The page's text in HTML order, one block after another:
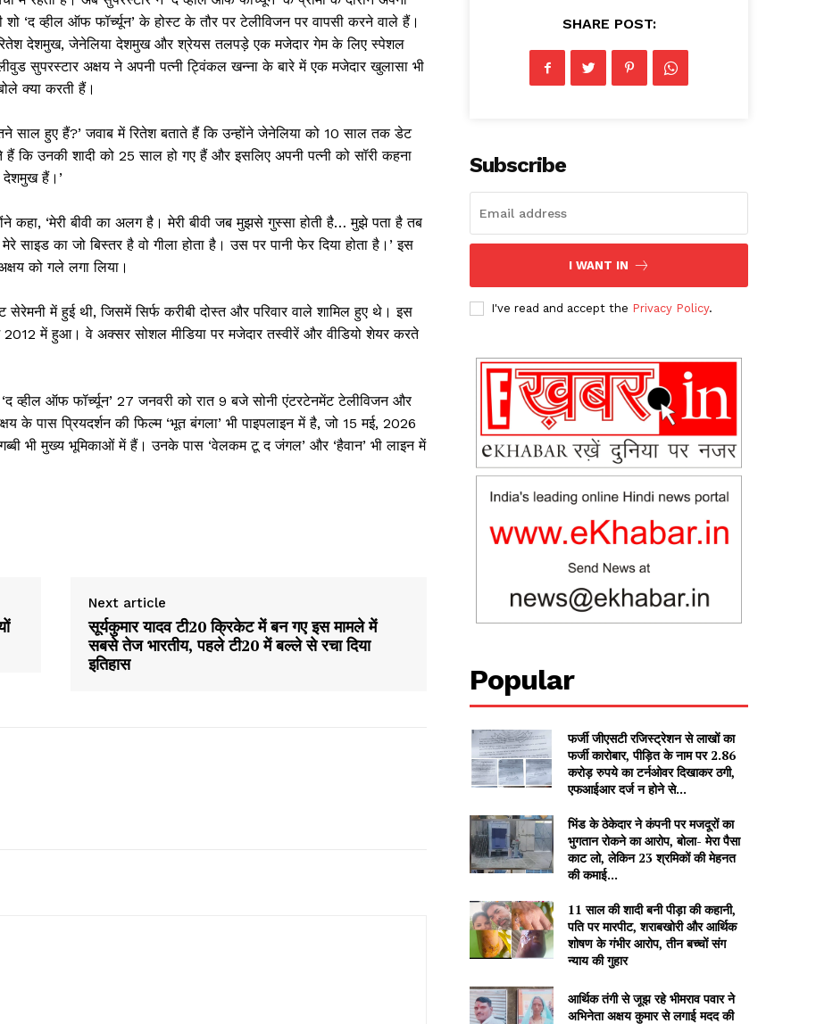
PRO
NOW
About
Contact us
शो ‘द व्हील ऑफ फॉर्च्यून’ के होस्ट के तौर पर टेलीविजन पर वापसी करने वाले हैं।
रितेश देशमुख, जेनेलिया देशमुख और श्रेयस तलपड़े एक मजेदार गेम के लिए स्पेशल
सुपरस्टार अक्षय ने अपनी पत्नी ट्विंकल खन्ना के बारे में एक मजेदार खुलासा भी
क्या करती हैं।
साल हुए हैं?’ जवाब में रितेश बताते हैं कि उन्होंने जेनेलिया को 10 साल तक डेट
कि उनकी शादी को 25 साल हो गए हैं और इसलिए अपनी पत्नी को सॉरी कहना
देशमुख हैं।’
कहा, ‘मेरी बीवी का अलग है। मेरी बीवी जब मुझसे गुस्सा होती है… मुझे पता है तब
का जो बिस्तर है वो गीला होता है। उस पर पानी फेर दिया होता है।’ इस
को गले लगा लिया।
में हुई थी, जिसमें सिर्फ करीबी दोस्त और परिवार वाले शामिल हुए थे। इस
में हुआ। वे अक्सर सोशल मीडिया पर मजेदार तस्वीरें और वीडियो शेयर करते
व्हील ऑफ फॉर्च्यून’ 27 जनवरी को रात 9 बजे सोनी एंटरटेनमेंट टेलीविजन और
के पास प्रियदर्शन की फिल्म ‘भूत बंगला’ भी पाइपलाइन में है, जो 15 मई, 2026
भी मुख्य भूमिकाओं में हैं। उनके पास ‘वेलकम टू द जंगल’ और ‘हैवान’ भी लाइन में
Next article
सूर्यकुमार यादव टी20 क्रिकेट में बन गए इस मामले में
सबसे तेज भारतीय, पहले टी20 में बल्ले से रचा दिया
इतिहास
SHARE POST:
Subscribe
I WANT IN
I've read and accept the Privacy Policy.
Popular
फर्जी जीएसटी रजिस्ट्रेशन से लाखों का
फर्जी कारोबार, पीड़ित के नाम पर 2.86
करोड़ रुपये का टर्नओवर दिखाकर ठगी,
एफआईआर दर्ज न होने से...
भिंड के ठेकेदार ने कंपनी पर मजदूरों का
भुगतान रोकने का आरोप, बोला- मेरा पैसा
काट लो, लेकिन 23 श्रमिकों की मेहनत
की कमाई...
11 साल की शादी बनी पीड़ा की कहानी,
पति पर मारपीट, शराबखोरी और आर्थिक
शोषण के गंभीर आरोप, तीन बच्चों संग
न्याय की गुहार
आर्थिक तंगी से जूझ रहे भीमराव पवार ने
अभिनेता अक्षय कुमार से लगाई मदद की